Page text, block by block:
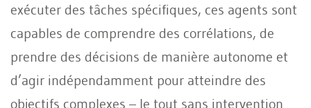
exécuter des tâches spécifiques, ces agents sont
capables de comprendre des corrélations, de
prendre des décisions de manière autonome et
d’agir indépendamment pour atteindre des
objectifs complexes – le tout sans intervention